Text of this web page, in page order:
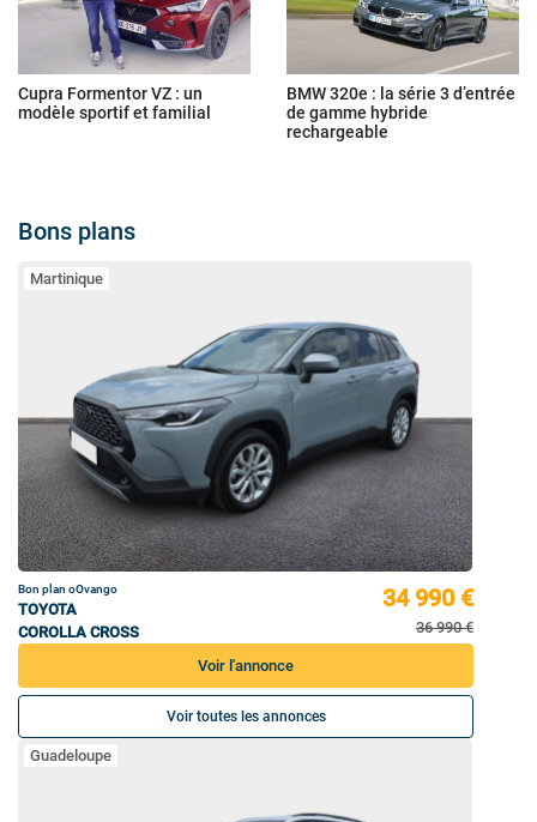
Cupra Formentor VZ : un
modèle sportif et familial
BMW 320e : la série 3 d’entrée
de gamme hybride
rechargeable
Bons plans
Martinique
Bon plan oOvango
TOYOTA
COROLLA CROSS
34 990 €
36 990 €
Voir l'annonce
Voir toutes les annonces
Guadeloupe